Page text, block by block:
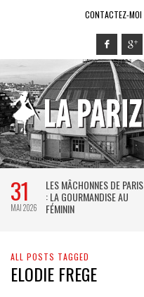
CONTACTEZ-MOI
31
MAI 2026
LES MÂCHONNES DE PARIS
: LA GOURMANDISE AU
FÉMININ
ALL POSTS TAGGED
ELODIE FREGE